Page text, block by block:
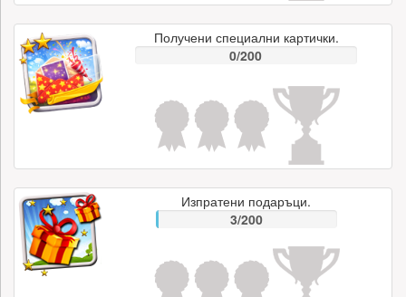
Получени специални картички.
0/200
Изпратени подаръци.
3/200